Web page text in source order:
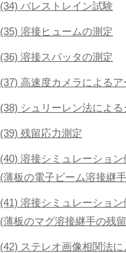
(34) バレストレイン試験
(35) 溶接ヒュームの測定
(36) 溶接スパッタの測定
(37) 高速度カメラによる
(38) シュリーレン法によ
(39) 残留応力測定
(40) 溶接シミュレーション
(薄板の電子ビーム溶接継
(41) 溶接シミュレーション
(薄板のマグ溶接継手の残
(42) ステレオ画像相関法に